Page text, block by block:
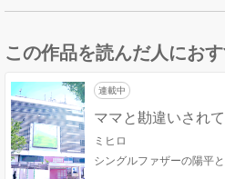
この作品を読んだ人にお
連載中
ママと勘違いされ
ミヒロ
シングルファザーの陽平と